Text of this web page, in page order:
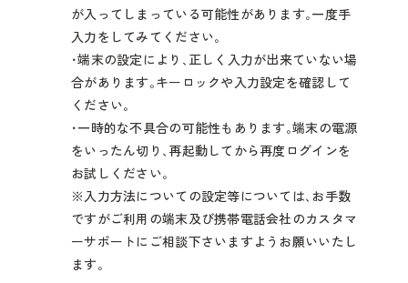
が入ってしまっている可能性があります｡一度手
入力をしてみてください｡
･端末の設定により､正しく入力が出来ていない場
合があります｡キーロックや入力設定を確認して
ください｡
･一時的な不具合の可能性もあります｡端末の電源
をいったん切り､再起動してから再度ログインを
お試しください｡
※入力方法についての設定等については､お手数
ですがご利用の端末及び携帯電話会社のカスタマ
ーサポートにご相談下さいますようお願いいたし
ます｡